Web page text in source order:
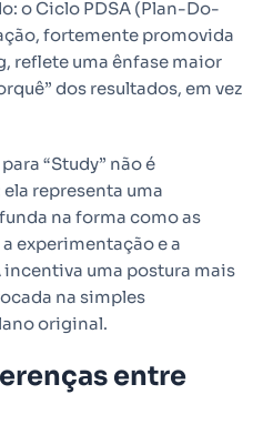
o Ciclo PDSA (Plan-Do-
fortemente promovida
reflete uma ênfase maior
dos resultados, em vez
“Study” não é
representa uma
na forma como as
experimentação e a
incentiva uma postura mais
na simples
original.
entre